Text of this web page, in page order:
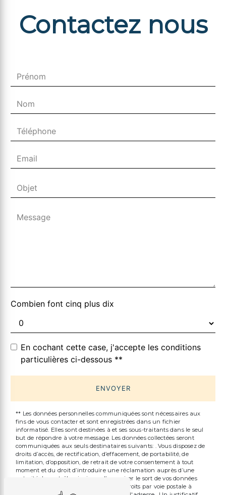
Contactez nous
Combien font cinq plus dix
En cochant cette case, j'accepte les conditions
particulières ci-dessous **
ENVOYER
** Les données personnelles communiquées sont nécessaires aux
fins de vous contacter et sont enregistrées dans un fichier
informatisé. Elles sont destinées à et ses sous-traitants dans le seul
but de répondre à votre message. Les données collectées seront
communiquées aux seuls destinataires suivants: . Vous disposez de
droits d’accès, de rectification, d’effacement, de portabilité, de
limitation, d’opposition, de retrait de votre consentement à tout
moment et du droit d’introduire une réclamation auprès d’une
autorité de contrôle, ainsi que d’organiser le sort de vos données
post-mortem. Vous pouvez exercer ces droits par voie postale à